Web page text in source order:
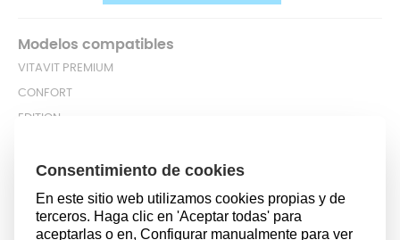
Modelos compatibles
VITAVIT PREMIUM
CONFORT
EDITION
DESCRIPCIÓN